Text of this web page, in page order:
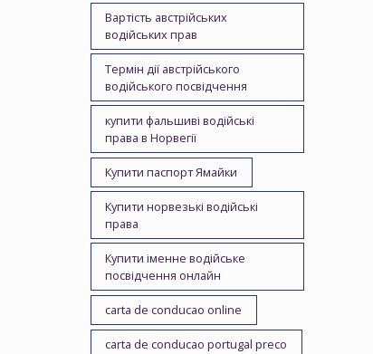
Вартість австрійських
водійських прав
Термін дії австрійського
водійського посвідчення
купити фальшиві водійські
права в Норвегії
Купити паспорт Ямайки
Купити норвезькі водійські
права
Купити іменне водійське
посвідчення онлайн
carta de conducao online
carta de conducao portugal preco